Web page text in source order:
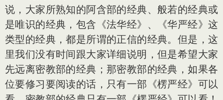
说，大家所熟知的阿含部的经典、般若的经典或
是唯识的经典，包含《法华经》、《华严经》这
类型的经典，都是所谓的正信的经典。但是，这
里我们没有时间跟大家详细说明，但是希望大家
先远离密教部的经典；那密教部的经典，如果各
位要修习要阅读的话，只有一部《楞严经》可以